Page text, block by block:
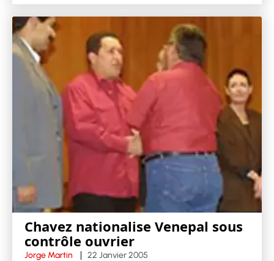
Chavez nationalise Venepal sous
contrôle ouvrier
Jorge Martin 22 Janvier 2005